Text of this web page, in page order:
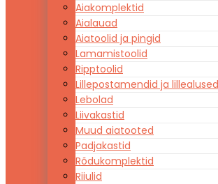
Aiakomplektid
Aialauad
Aiatoolid ja pingid
Lamamistoolid
Ripptoolid
Lillepostamendid ja lillealused
Lebolad
Liivakastid
Muud aiatooted
Padjakastid
Rõdukomplektid
Riiulid